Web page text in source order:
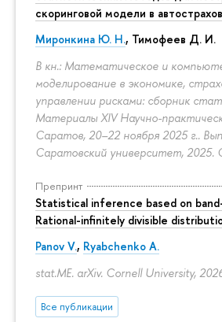
скоринговой модели в
Миронкина Ю. Н., Тимофеев Д. И.
В кн.: Математическое и
моделирование в экономике,
управлении рисками: сборник
Материалы XIV Научно-
Саратов, 20–22 ноября 2025 г..
Саратовский университет, 2025.
Препринт
Statistical inference based on
Rational-infinitely divisible
Panov V., Ryabchenko A.
stat.ME. arXiv. Cornell University,
Все публикации